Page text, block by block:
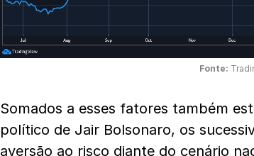
Fonte:
Somados a esses fatores também
político de Jair Bolsonaro, os
aversão ao risco diante do cenário